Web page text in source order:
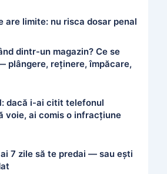
are limite: nu risca dosar penal
dintr-un magazin? Ce se
plângere, reținere, împăcare,
dacă i-ai citit telefonul
voie, ai comis o infracțiune
7 zile să te predai — sau ești